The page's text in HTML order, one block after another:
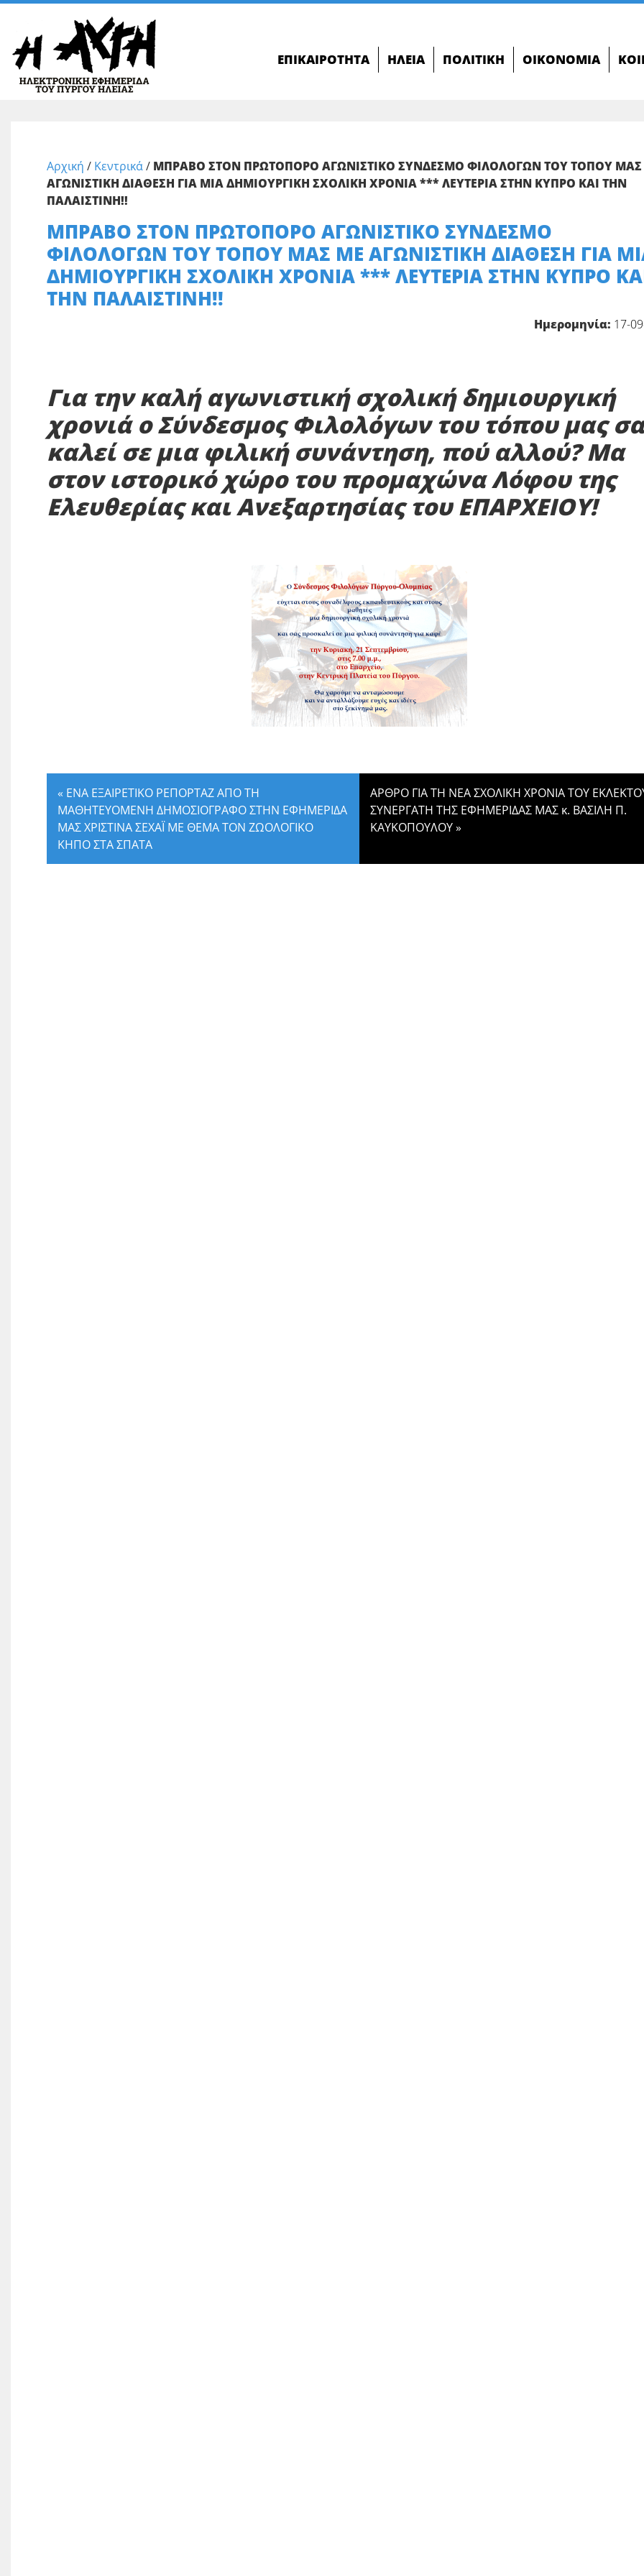
ΕΠΙΚΑΙΡΌΤΗΤΑ ΗΛΕΊΑ ΠΟΛΙΤΙΚΉ ΟΙΚΟΝΟΜΊΑ
Αρχική / Κεντρικά/ ΜΠΡΑΒΟ ΣΤΟΝ ΠΡΩΤΟΠΟΡΟ ΑΓΩΝΙΣΤΙΚΟ ΣΥΝΔΕΣΜΟ ΦΙΛΟΛΟΓΩΝ ΤΟΥ ΤΟΠΟΥ
ΑΓΩΝΙΣΤΙΚΗ ΔΙΑΘΕΣΗ ΓΙΑ ΜΙΑ ΔΗΜΙΟΥΡΓΙΚΗ ΣΧΟΛΙΚΗ ΧΡΟΝΙΑ *** ΛΕΥΤΕΡΙΑ ΣΤΗΝ ΚΥΠΡΟ ΚΑΙ ΤΗΝ
ΠΑΛΑΙΣΤΙΝΗ!!
ΜΠΡΑΒΟ ΣΤΟΝ ΠΡΩΤΟΠΟΡΟ ΑΓΩΝΙΣΤΙΚΟ ΣΥΝΔΕΣΜΟ
ΦΙΛΟΛΟΓΩΝ ΤΟΥ ΤΟΠΟΥ ΜΑΣ ΜΕ ΑΓΩΝΙΣΤΙΚΗ ΔΙΑΘΕΣΗ ΓΙΑ
ΔΗΜΙΟΥΡΓΙΚΗ ΣΧΟΛΙΚΗ ΧΡΟΝΙΑ *** ΛΕΥΤΕΡΙΑ ΣΤΗΝ ΚΥΠΡΟ
ΤΗΝ ΠΑΛΑΙΣΤΙΝΗ!!
Ημερομηνία: 17-
Για την καλή αγωνιστική σχολική δημιουργική
χρονιά ο Σύνδεσμος Φιλολόγων του τόπου μας
καλεί σε μια φιλική συνάντηση, πού αλλού? Μα
στον ιστορικό χώρο του προμαχώνα Λόφου της
Ελευθερίας και Ανεξαρτησίας του ΕΠΑΡΧΕΙΟΥ!
« ΕΝΑ ΕΞΑΙΡΕΤΙΚΟ ΡΕΠΟΡΤΑΖ ΑΠΟ ΤΗ
ΜΑΘΗΤΕΥΟΜΕΝΗ ΔΗΜΟΣΙΟΓΡΑΦΟ ΣΤΗΝ ΕΦΗΜΕΡΙΔΑ
ΜΑΣ ΧΡΙΣΤΙΝΑ ΣΕΧΑΪ ΜΕ ΘΕΜΑ ΤΟΝ ΖΩΟΛΟΓΙΚΟ
ΚΗΠΟ ΣΤΑ ΣΠΑΤΑ
ΑΡΘΡΟ ΓΙΑ ΤΗ ΝΕΑ ΣΧΟΛΙΚΗ ΧΡΟΝΙΑ ΤΟΥ
ΣΥΝΕΡΓΑΤΗ ΤΗΣ ΕΦΗΜΕΡΙΔΑΣ ΜΑΣ κ. ΒΑΣΙΛΗ Π.
ΚΑΥΚΟΠΟΥΛΟΥ»